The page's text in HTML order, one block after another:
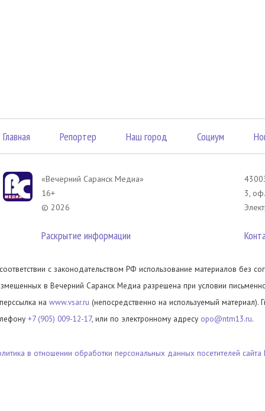
Главная Репортер Наш город Социум
«Вечерний Саранск Mедиа»
16+
© 2026
Раскрытие информации
3,
с законодательством РФ использование материалов без
в Вечерний Саранск Медиа разрешена при условии
на www.vsar.ru (непосредственно на используемый материал).
+7 (905) 009-12-17, или по электронному адресу opo@ntm13.ru.
в отношении обработки персональных данных посетителей